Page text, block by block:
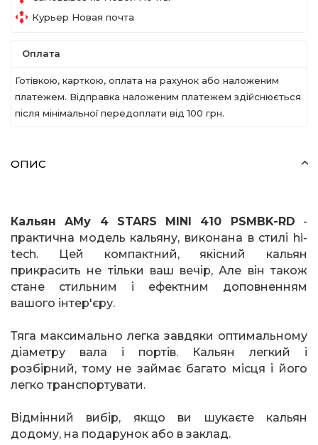
Курьер Новая почта
Оплата
Готівкою, карткою, оплата на рахунок або наложеним
платежем. Відправка наложеним платежем здійснюється
після мінімальної передоплати вiд 100 грн.
ОПИС
КальянAМу 4 STARS MINI 410 PSMBK-RD -
практична модель кальяну, виконана в стилі hi-
tech. Цей компактний, якісний кальян
прикрасить не тільки ваш вечір, Але він також
стане стильним і ефектним доповненням
вашого інтер'єру.
Тяга максимально легка завдяки оптимальному
діаметру вала і портів. Кальян легкий і
розбірний, тому не займає багато місця і його
легко транспортувати.
Відмінний вибір, якщо ви шукаєте кальян
додому, на подарунок або в заклад.